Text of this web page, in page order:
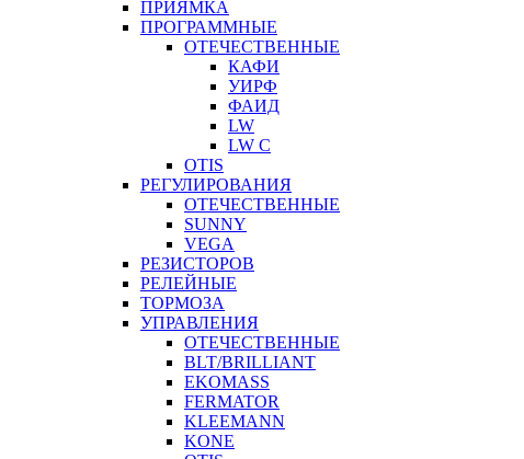
ПРИЯМКА
ПРОГРАММНЫЕ
ОТЕЧЕСТВЕННЫЕ
КАФИ
УИРФ
ФАИД
LW
LW C
OTIS
РЕГУЛИРОВАНИЯ
ОТЕЧЕСТВЕННЫЕ
SUNNY
VEGA
РЕЗИСТОРОВ
РЕЛЕЙНЫЕ
ТОРМОЗА
УПРАВЛЕНИЯ
ОТЕЧЕСТВЕННЫЕ
BLT/BRILLIANT
EKOMASS
FERMATOR
KLEEMANN
KONE